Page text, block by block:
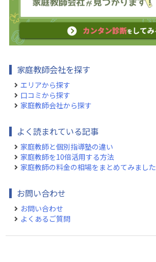
家庭教師会社を探す
エリアから探す
口コミから探す
家庭教師会社から探す
よく読まれている記事
家庭教師と個別指導塾の違い
家庭教師を10倍活用する方法
家庭教師の料金の相場をまとめてみました
お問い合わせ
お問い合わせ
よくあるご質問